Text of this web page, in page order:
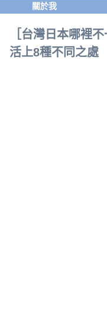
關於我
［台灣日本哪裡
活上8種不同之處